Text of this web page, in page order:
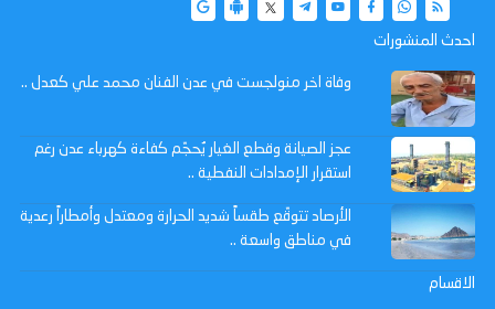
احدث المنشورات
وفاة اخر منولجست في عدن الفنان محمد علي كعدل ..
عجز الصيانة وقطع الغيار يُحجّم كفاءة كهرباء عدن رغم
استقرار الإمدادات النفطية ..
الأرصاد تتوقّع طقساً شديد الحرارة ومعتدل وأمطاراً رعدية
في مناطق واسعة ..
الاقسام